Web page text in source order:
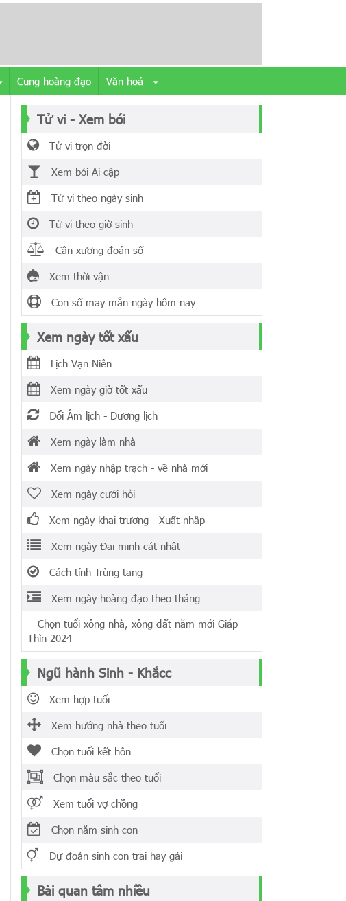
Cung hoàng đạo Văn hoá
Tử vi - Xem bói
Tử vi trọn đời
Xem bói Ai cập
Tử vi theo ngày sinh
Tử vi theo giờ sinh
Cân xương đoán số
Xem thời vận
Con số may mắn ngày hôm nay
Xem ngày tốt xấu
Lịch Vạn Niên
Xem ngày giờ tốt xấu
Đổi Âm lịch - Dương lịch
Xem ngày làm nhà
Xem ngày nhập trạch - về nhà mới
Xem ngày cưới hỏi
Xem ngày khai trương - Xuất nhập
Xem ngày Đại minh cát nhật
Cách tính Trùng tang
Xem ngày hoàng đạo theo tháng
Chọn tuổi xông nhà, xông đất năm mới Giáp
Thìn 2024
Ngũ hành Sinh - Khắcc
Xem hợp tuổi
Xem hướng nhà theo tuổi
Chọn tuổi kết hôn
Chọn màu sắc theo tuổi
Xem tuổi vợ chồng
Chọn năm sinh con
Dự đoán sinh con trai hay gái
Bài quan tâm nhiều